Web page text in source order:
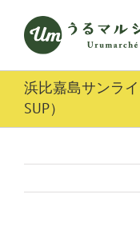
content
浜比嘉島サンラ
SUP）